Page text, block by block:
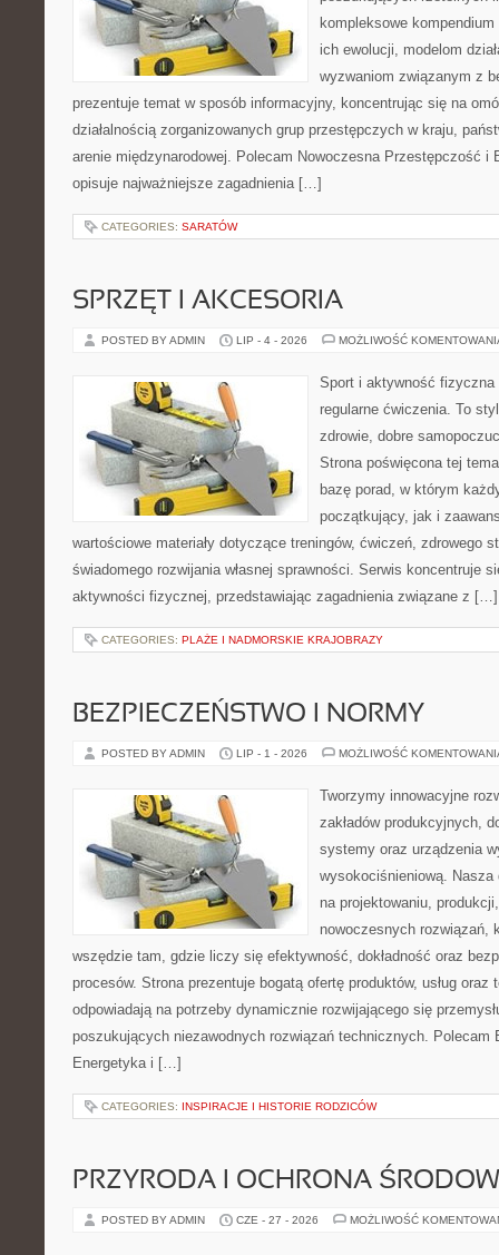
kompleksowe
ich ewolucji, modelom
wyzwaniom związanym z
prezentuje temat w sposób informacyjny, koncentrując się na
działalnością zorganizowanych grup przestępczych w kraju,
arenie międzynarodowej. Polecam Nowoczesna Przestępczość i
opisuje najważniejsze zagadnienia […]
CATEGORIES: SARATÓW
SPRZĘT I AKCESORIA
POSTED BY ADMIN LIP - 4 - 2026 MOŻLIWOŚĆ
Sport i aktywność
regularne ćwiczenia. To
zdrowie, dobre
Strona poświęcona tej
bazę porad, w którym
początkujący, jak i
wartościowe materiały dotyczące treningów, ćwiczeń, zdrowego
świadomego rozwijania własnej sprawności. Serwis koncentruje
aktywności fizycznej, przedstawiając zagadnienia związane z […]
CATEGORIES: PLAŻE I NADMORSKIE KRAJOBRAZY
BEZPIECZEŃSTWO I NORMY
POSTED BY ADMIN LIP - 1 - 2026 MOŻLIWOŚĆ
Tworzymy innowacyjne
zakładów produkcyjnych,
systemy oraz urządzenia
wysokociśnieniową. Nasza
na projektowaniu,
nowoczesnych rozwiązań,
wszędzie tam, gdzie liczy się efektywność, dokładność oraz
procesów. Strona prezentuje bogatą ofertę produktów, usług oraz
odpowiadają na potrzeby dynamicznie rozwijającego się
poszukujących niezawodnych rozwiązań technicznych. Polecam
Energetyka i […]
CATEGORIES: INSPIRACJE I HISTORIE RODZICÓW
PRZYRODA I OCHRONA
POSTED BY ADMIN CZE - 27 - 2026 MOŻLIWOŚĆ